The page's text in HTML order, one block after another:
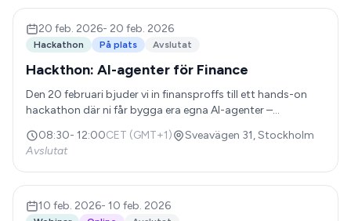
faktiskt löser era vardagsproblem – oavsett om det
handlar om prospektering, CRM-hantering, eller att
förbereda kundmöten.
20 feb. 2026- 20 feb. 2026
Hackathon På plats Avslutat
Hackthon: AI-agenter för Finance
Den 20 februari bjuder vi in finansproffs till ett hands-on
hackathon där ni får bygga era egna AI-agenter –
intensiv session går vi från identifiering av use cases till
fungerande prototyper. Ni får stöd av våra experter och
tillgång till Abundly-plattformen för att skapa agenter som
faktiskt löser era vardagsproblem – oavsett om det
handlar om rapportgenerering, budgetuppföljning, eller
08:30- 12:00CET (GMT+1)
Sveavägen 31, Stockholm
Avslutat
10 feb. 2026- 10 feb. 2026